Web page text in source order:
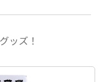
ッズ！